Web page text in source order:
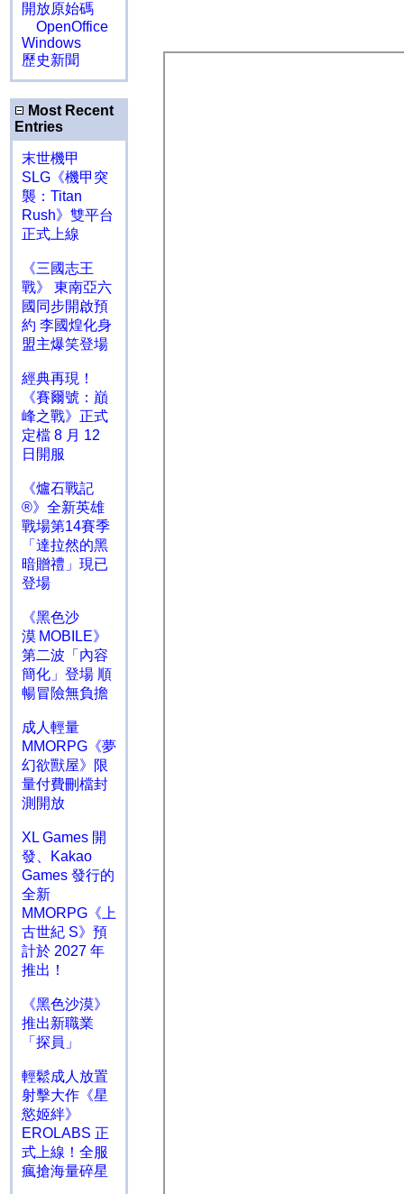
開放原始碼
OpenOffice
Windows
歷史新聞
Most Recent
Entries
末世機甲
SLG《機甲突
襲：Titan
Rush》雙平台
正式上線
《三國志王
戰》 東南亞六
國同步開啟預
約 李國煌化身
盟主爆笑登場
經典再現！
《賽爾號：巔
峰之戰》正式
定檔 8 月 12
日開服
《爐石戰記
®》全新英雄
戰場第14賽季
「達拉然的黑
暗贈禮」現已
登場
《黑色沙
漠 MOBILE》
第二波「內容
簡化」登場 順
暢冒險無負擔
成人輕量
MMORPG《夢
幻欲獸屋》限
量付費刪檔封
測開放
XL Games 開
發、Kakao
Games 發行的
全新
MMORPG《上
古世紀 S》預
計於 2027 年
推出！
《黑色沙漠》
推出新職業
「探員」
輕鬆成人放置
射擊大作《星
慾姬絆》
EROLABS 正
式上線！全服
瘋搶海量碎星